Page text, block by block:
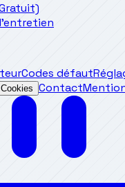
Codes défaut
Cookies Contact